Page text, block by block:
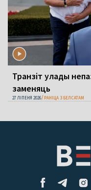
Транзіт улады
заменяць
27 ЛІПЕНЯ 2026 РАНІЦА З БЕЛСАТАМ